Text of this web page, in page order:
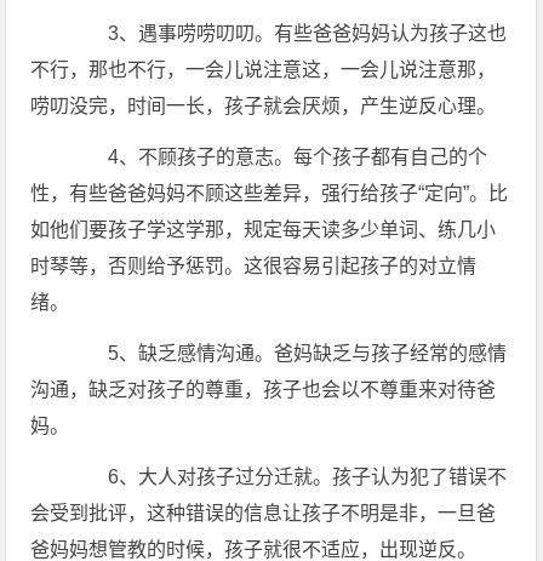
3、遇事唠唠叨叨。有些爸爸妈妈认为孩子这也
不行，那也不行，一会儿说注意这，一会儿说注意那，
唠叨没完，时间一长，孩子就会厌烦，产生逆反心理。
4、不顾孩子的意志。每个孩子都有自己的个
性，有些爸爸妈妈不顾这些差异，强行给孩子“定向”。比
如他们要孩子学这学那，规定每天读多少单词、练几小
时琴等，否则给予惩罚。这很容易引起孩子的对立情
绪。
5、缺乏感情沟通。爸妈缺乏与孩子经常的感情
沟通，缺乏对孩子的尊重，孩子也会以不尊重来对待爸
妈。
6、大人对孩子过分迁就。孩子认为犯了错误不
会受到批评，这种错误的信息让孩子不明是非，一旦爸
爸妈妈想管教的时候，孩子就很不适应，出现逆反。